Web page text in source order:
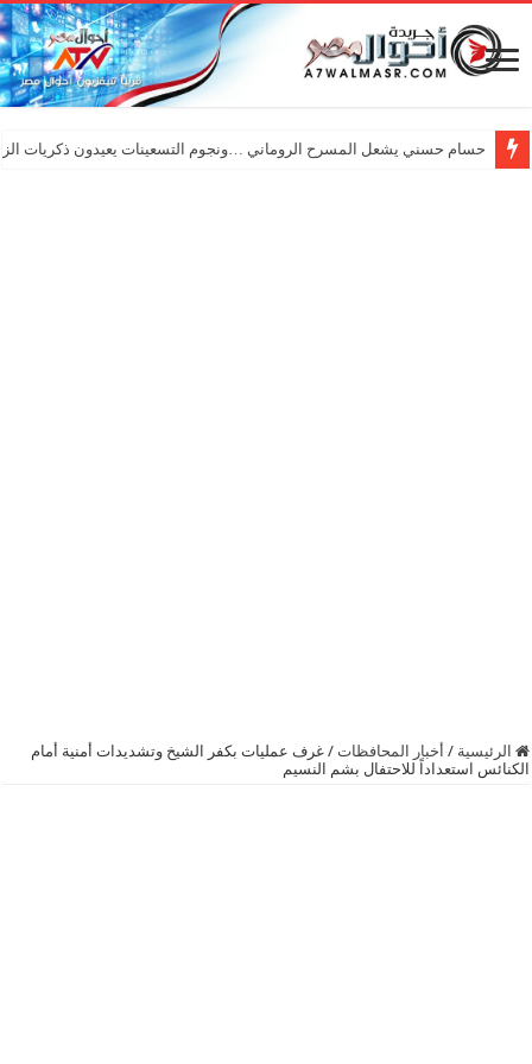
حسام حسني يشعل المسرح الروماني …ونجوم التسعينات يعيدون ذكريات
الرئيسية / أخبار المحافظات / غرف عمليات بكفر الشيخ وتشديدات أمنية أمام
الكنائس استعداداً للاحتفال بشم النسيم